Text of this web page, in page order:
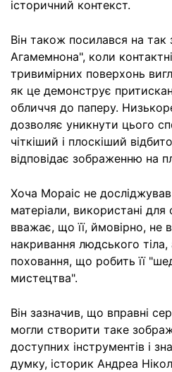
історичний контекст.
Він також посилався на
Агамемнона", коли
тривимірних поверхонь
як це демонструє
обличчя до паперу.
дозволяє уникнути цього
чіткіший і плоскіший
відповідає зображенню на
Хоча Мораіс не досліджував
матеріали, використані для
вважає, що її, ймовірно, не
накривання людського
поховання, що робить її
мистецтва".
Він зазначив, що вправні
могли створити таке
доступних інструментів і
думку, історик Андреа